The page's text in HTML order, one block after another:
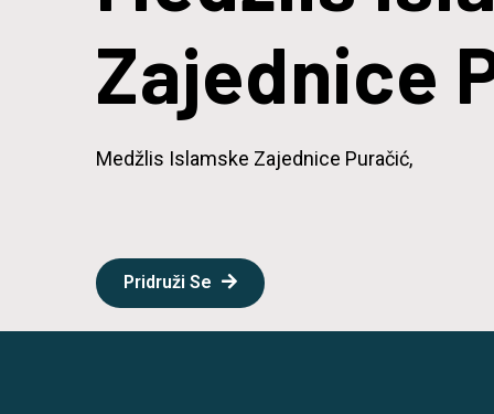
Zajednice
Medžlis Islamske Zajednice Puračić,
Pridruži Se